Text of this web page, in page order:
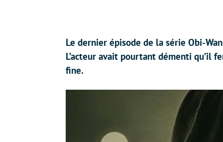
Le dernier épisode de la série Obi-
L’acteur avait pourtant démenti qu’il
fine.